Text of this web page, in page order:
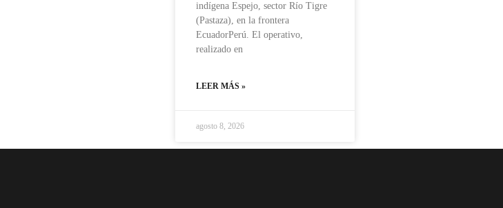
indígena Espejo, sector Río Tigre
(Pastaza), en la frontera
EcuadorPerú. El operativo,
realizado en
LEER MÁS »
agosto 8, 2026